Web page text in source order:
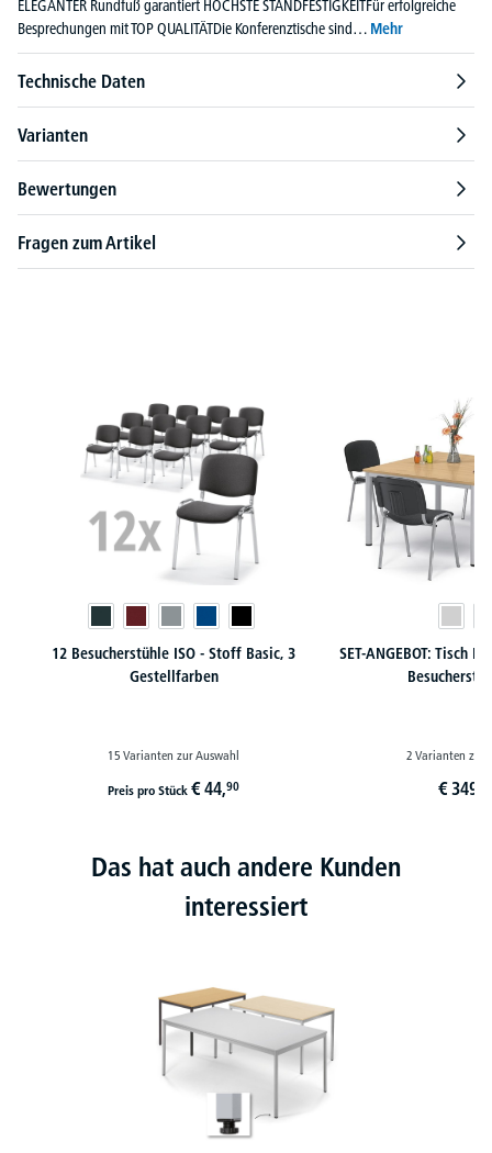
ELEGANTER Rundfuß garantiert HÖCHSTE STANDFESTIGKEITFür erfolgreiche
Besprechungen mit TOP QUALITÄTDie Konferenztische sind… Mehr
Technische Daten
Varianten
Bewertungen
Fragen zum Artikel
12 Besucherstühle ISO - Stoff Basic, 3
Gestellfarben
15 Varianten zur Auswahl
Preis pro Stück€ 44,90
SET-ANGEBOT: Tisch
2 Varianten zur
€ 349,
Das hat auch andere Kunden
interessiert